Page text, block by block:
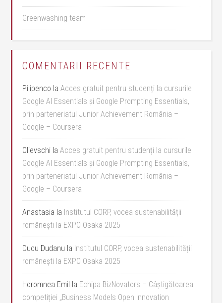
Greenwashing team
COMENTARII RECENTE
Pilipenco laAcces gratuit pentru studenți la cursurile
Google AI Essentials și Google Prompting Essentials,
prin parteneriatul Junior Achievement România –
Google – Coursera
Olievschi laAcces gratuit pentru studenți la cursurile
Google AI Essentials și Google Prompting Essentials,
prin parteneriatul Junior Achievement România –
Google – Coursera
Anastasia la Institutul CORP, vocea sustenabilității
românești la EXPO Osaka 2025
Ducu Dudanu la Institutul CORP, vocea sustenabilității
românești la EXPO Osaka 2025
Horomnea Emil la Echipa BizNovators – Câștigătoarea
competiției „Business Models Open Innovation